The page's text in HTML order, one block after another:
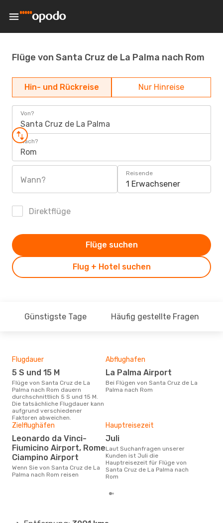
Flüge von Santa Cruz de La Palma nach Rom
Hin- und Rückreise Nur Hinreise
Von?
Santa Cruz de La Palma
Nach?
Rom
Wann?
Reisende
1 Erwachsener
Direktflüge
Flug + Hotel suchen
Flüge suchen
Günstigste Tage Häufig gestellte Fragen
Flugdauer
5 S und 15 M
Flüge von Santa Cruz de La
Palma nach Rom dauern
durchschnittlich 5 S und 15 M.
Die tatsächliche Flugdauer kann
aufgrund verschiedener
Faktoren abweichen.
Abflughafen
La Palma Airport
Bei Flügen von Santa Cruz de La
Palma nach Rom
Zielflughäfen
Leonardo da Vinci-
Fiumicino Airport, Rome
Ciampino Airport
Wenn Sie von Santa Cruz de La
Palma nach Rom reisen
Hauptreisezeit
Juli
Laut Suchanfragen unserer
Kunden ist Juli die
Hauptreisezeit für Flüge von
Santa Cruz de La Palma nach
Rom